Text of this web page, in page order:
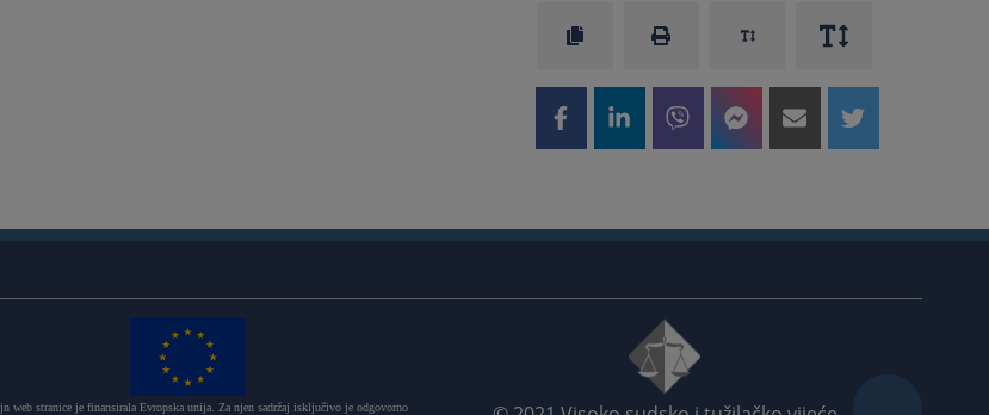
web stranice je finansirala Evropska unija. Za njen sadržaj isključivo je odgovorno